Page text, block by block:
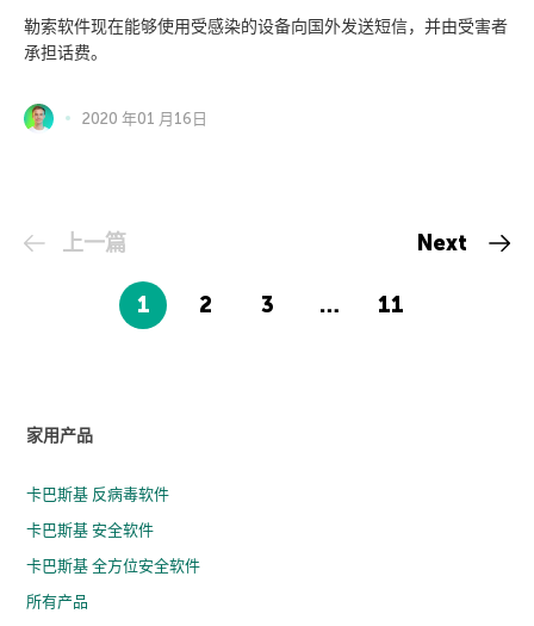
勒索软件现在能够使用受感染的设备向国外发送短信，并由受害者
承担话费。
2020 年01 月16日
上一篇
1 2 3 … 11
Next
家用产品
卡巴斯基 反病毒软件
卡巴斯基 安全软件
卡巴斯基 全方位安全软件
所有产品